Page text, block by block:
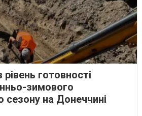
готовності
зимового
сезону на Донеччині